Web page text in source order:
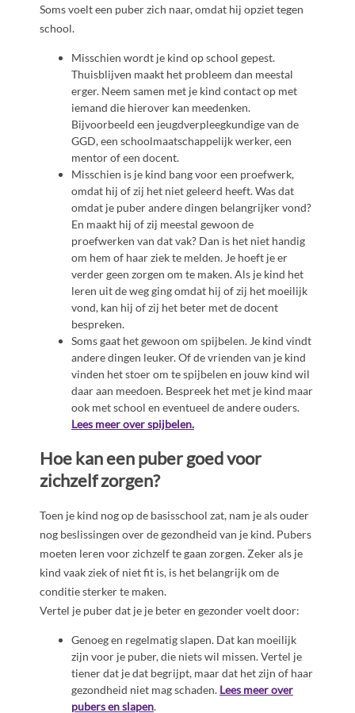
Soms voelt een puber zich naar, omdat hij opziet tegen
school.
Misschien wordt je kind op school gepest.
Thuisblijven maakt het probleem dan meestal
erger. Neem samen met je kind contact op met
iemand die hierover kan meedenken.
Bijvoorbeeld een jeugdverpleegkundige van de
GGD, een schoolmaatschappelijk werker, een
mentor of een docent.
Misschien is je kind bang voor een proefwerk,
omdat hij of zij het niet geleerd heeft. Was dat
omdat je puber andere dingen belangrijker vond?
En maakt hij of zij meestal gewoon de
proefwerken van dat vak? Dan is het niet handig
om hem of haar ziek te melden. Je hoeft je er
verder geen zorgen om te maken. Als je kind het
leren uit de weg ging omdat hij of zij het moeilijk
vond, kan hij of zij het beter met de docent
bespreken.
Soms gaat het gewoon om spijbelen. Je kind vindt
andere dingen leuker. Of de vrienden van je kind
vinden het stoer om te spijbelen en jouw kind wil
daar aan meedoen. Bespreek het met je kind maar
ook met school en eventueel de andere ouders.
Lees meer over spijbelen.
Hoe kan een puber goed voor
zichzelf zorgen?
Toen je kind nog op de basisschool zat, nam je als ouder
nog beslissingen over de gezondheid van je kind. Pubers
moeten leren voor zichzelf te gaan zorgen. Zeker als je
kind vaak ziek of niet fit is, is het belangrijk om de
conditie sterker te maken.
Vertel je puber dat je je beter en gezonder voelt door:
Genoeg en regelmatig slapen. Dat kan moeilijk
zijn voor je puber, die niets wil missen. Vertel je
tiener dat je dat begrijpt, maar dat het zijn of haar
gezondheid niet mag schaden. Lees meer over
pubers en slapen.